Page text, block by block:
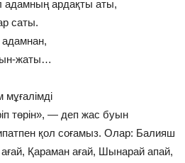
адамның ардақты аты,
саты.
жаты…
төрін», — деп жас буын
қол соғамыз. Олар: Балияш
Қараман ағай, Шынарай апай,